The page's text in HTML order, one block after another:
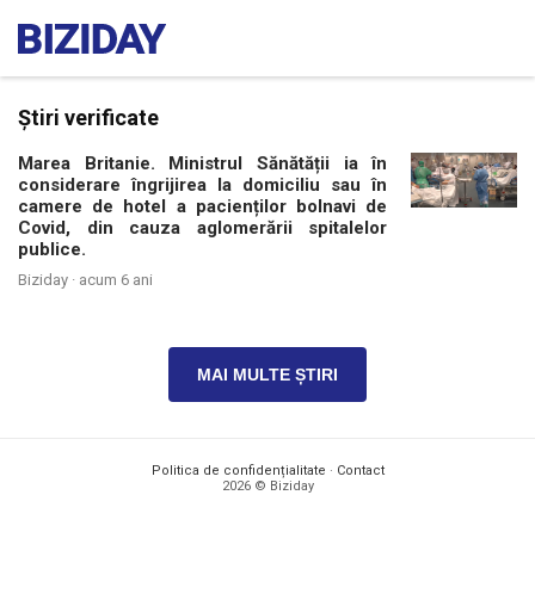
Știri verificate
Marea Britanie. Ministrul Sănătății ia în
considerare îngrijirea la domiciliu sau în
camere de hotel a pacienților bolnavi de
Covid, din cauza aglomerării spitalelor
publice.
Biziday · acum 6 ani
MAI MULTE ȘTIRI
Politica de confidențialitate · Contact
2026 © Biziday